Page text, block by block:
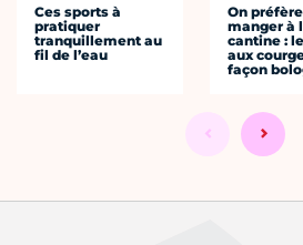
Ces sports à
pratiquer
tranquillement au
fil de l’eau
On préfère
manger à
cantine :
aux
façon